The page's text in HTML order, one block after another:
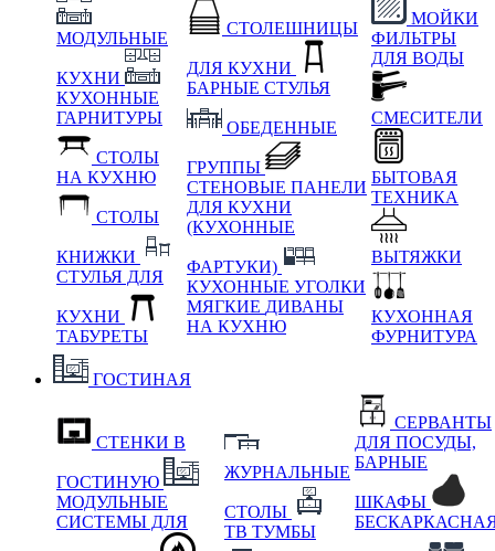
МОДУЛЬНЫЕ
КУХНИ
КУХОННЫЕ
ГАРНИТУРЫ
СТОЛЫ
НА КУХНЮ
СТОЛЫ
КНИЖКИ
СТУЛЬЯ ДЛЯ
КУХНИ
ТАБУРЕТЫ
СТОЛЕШНИЦЫ
ДЛЯ КУХНИ
БАРНЫЕ СТУЛЬЯ
ОБЕДЕННЫЕ
ГРУППЫ
СТЕНОВЫЕ ПАНЕЛИ
ДЛЯ КУХНИ
(КУХОННЫЕ
ФАРТУКИ)
КУХОННЫЕ УГОЛКИ
МЯГКИЕ ДИВАНЫ
НА КУХНЮ
МОЙКИ
ФИЛЬТРЫ
ДЛЯ ВОДЫ
СМЕСИТЕЛИ
БЫТОВАЯ
ТЕХНИКА
ВЫТЯЖКИ
КУХОННАЯ
ФУРНИТУРА
ГОСТИНАЯ
СТЕНКИ В
ГОСТИНУЮ
МОДУЛЬНЫЕ
СИСТЕМЫ ДЛЯ
ЖУРНАЛЬНЫЕ
СТОЛЫ
ТВ ТУМБЫ
СЕРВАНТЫ
ДЛЯ ПОСУДЫ,
БАРНЫЕ
ШКАФЫ